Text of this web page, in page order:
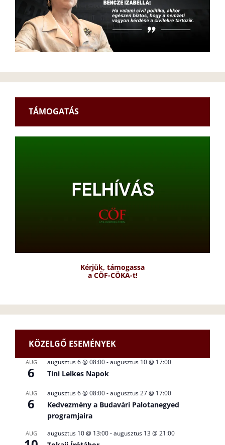
TÁMOGATÁS
Kérjük, támogassa
a CÖF-CÖKA-t!
KÖZELGŐ ESEMÉNYEK
AUG
6
augusztus 6 @ 08:00-augusztus 10 @ 17:00
Tini Lelkes Napok
AUG
6
augusztus 6 @ 08:00-augusztus 27 @ 17:00
Kedvezmény a Budavári Palotanegyed
programjaira
AUG augusztus 10 @ 13:00-augusztus 13 @ 21:00